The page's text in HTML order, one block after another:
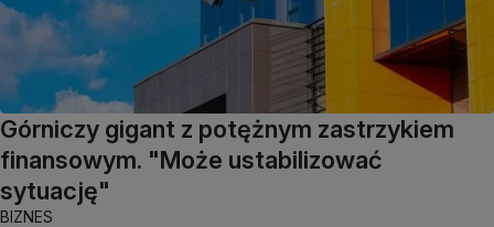
Górniczy gigant z potężnym zastrzykiem
finansowym. "Może ustabilizować
sytuację"
BIZNES